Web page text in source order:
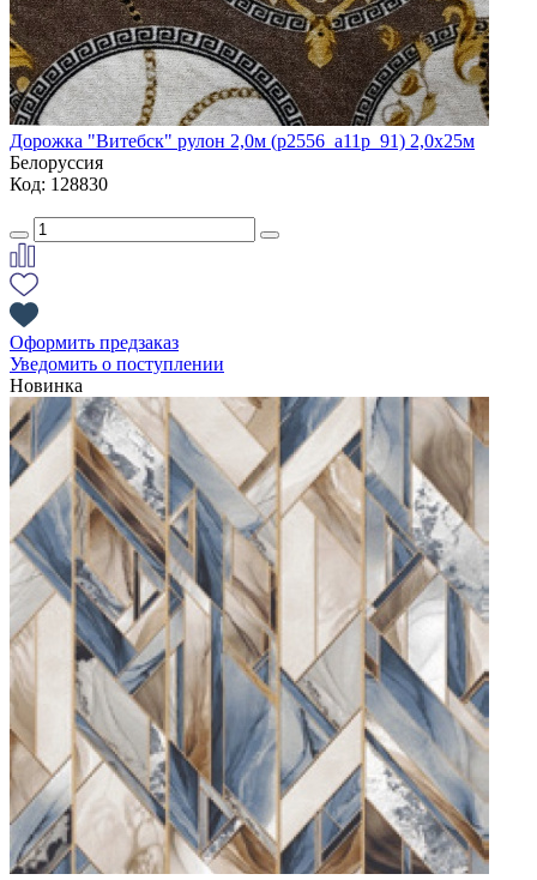
Дорожка "Витебск" рулон 2,0м (p2556_a11p_91) 2,0х25м
Белоруссия
Код: 128830
Оформить предзаказ
Уведомить о поступлении
Новинка